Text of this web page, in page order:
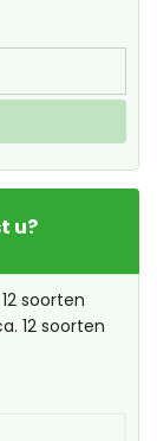
u?
soorten
12 soorten